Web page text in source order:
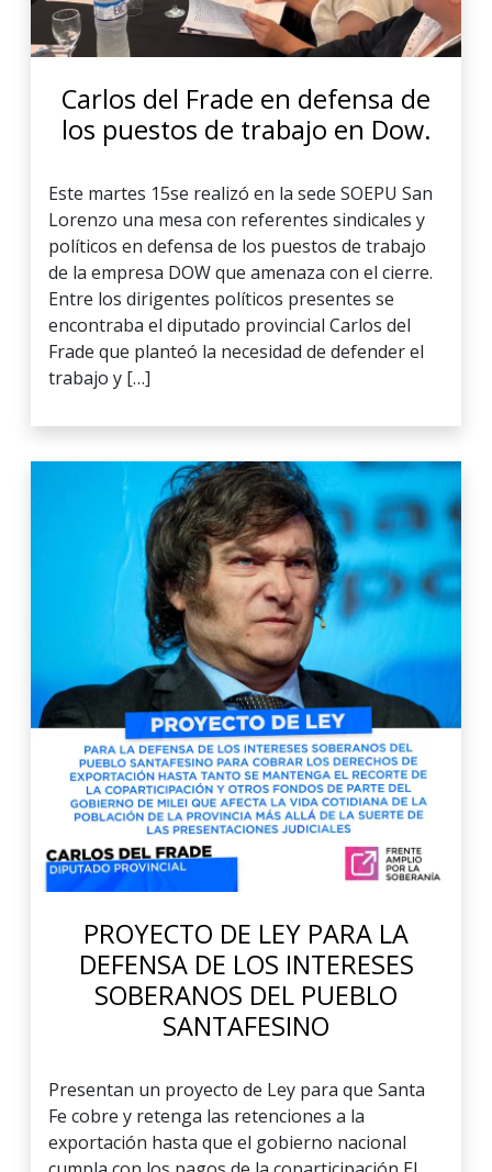
Carlos del Frade en defensa de
los puestos de trabajo en Dow.
Este martes 15se realizó en la sede SOEPU San
Lorenzo una mesa con referentes sindicales y
políticos en defensa de los puestos de trabajo
de la empresa DOW que amenaza con el cierre.
Entre los dirigentes políticos presentes se
encontraba el diputado provincial Carlos del
Frade que planteó la necesidad de defender el
trabajo y […]
PROYECTO DE LEY PARA LA
DEFENSA DE LOS INTERESES
SOBERANOS DEL PUEBLO
SANTAFESINO
Presentan un proyecto de Ley para que Santa
Fe cobre y retenga las retenciones a la
exportación hasta que el gobierno nacional